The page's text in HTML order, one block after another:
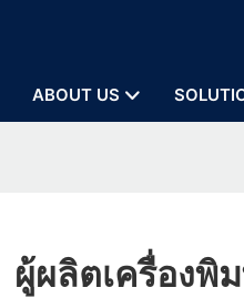
ABOUT US
ผู้ผลิตเครื่องพิ